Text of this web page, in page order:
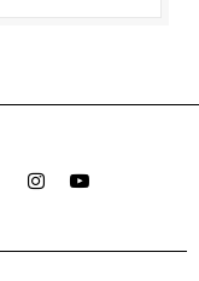
InstagramYouTube